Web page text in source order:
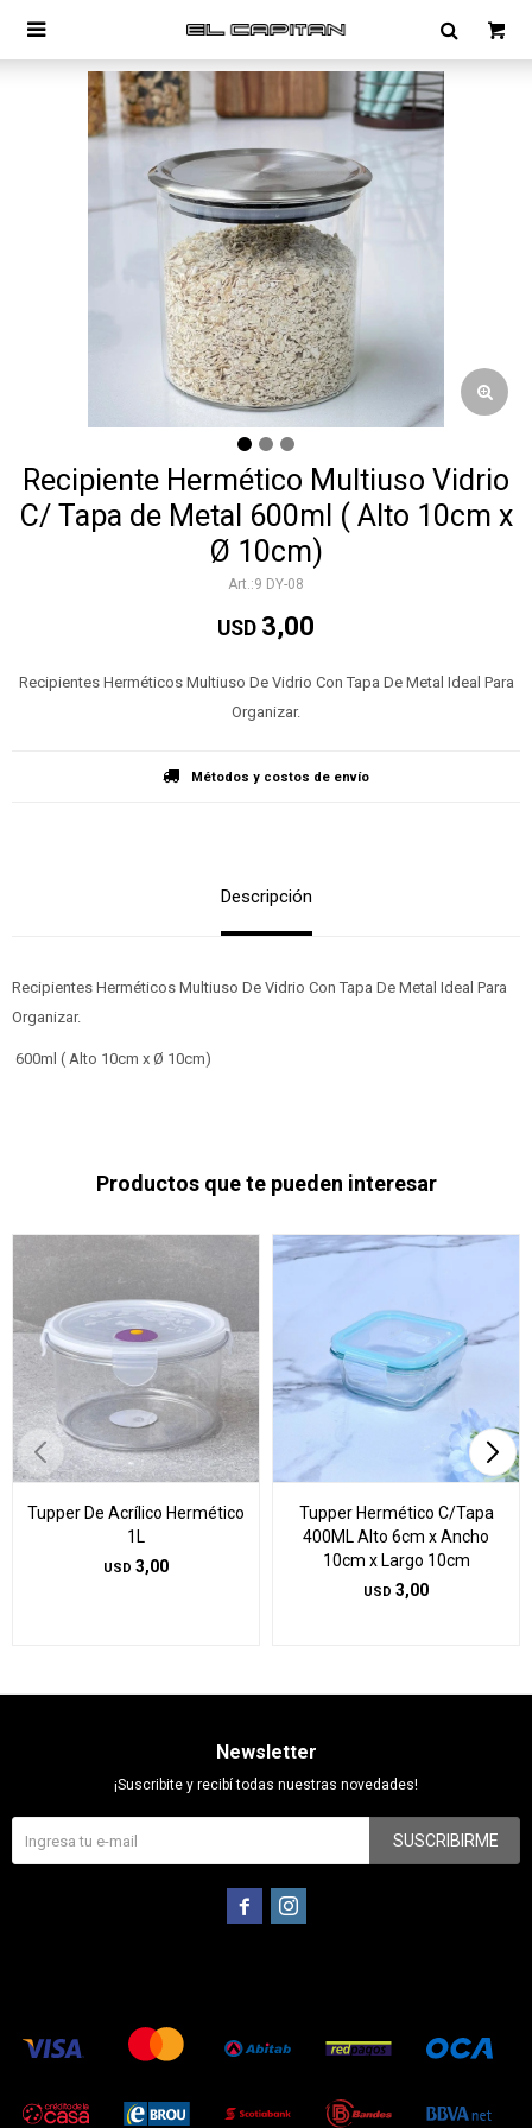

Recipiente Hermético Multiuso Vidrio
C/ Tapa de Metal 600ml ( Alto 10cm x
Ø 10cm)
9 DY-08
USD 3,00
Recipientes Herméticos Multiuso De Vidrio Con Tapa De Metal Ideal Para
Organizar.
Métodos y costos de envío
Descripción
Recipientes Herméticos Multiuso De Vidrio Con Tapa De Metal Ideal Para
Organizar.
600ml ( Alto 10cm x Ø 10cm)
Productos que te pueden interesar
Tupper De Acrílico Hermético
1L
USD 3,00
Tupper Hermético C/Tapa
400ML Alto 6cm x Ancho
10cm x Largo 10cm
USD 3,00
Newsletter
¡Suscribite y recibí todas nuestras novedades!
SUSCRIBIRME
 